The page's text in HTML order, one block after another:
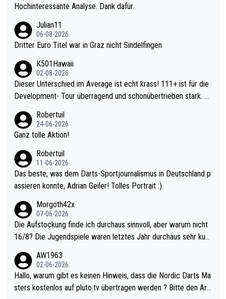
Hochinteressante Analyse. Dank dafür.
Julian11
06-08-2026
Dritter Euro Titel war in Graz nicht Sindelfingen
K501Hawaii
02-08-2026
Dieser Unterschied im Average ist echt krass! 111+ ist für die
Development- Tour überragend und schonübertrieben stark. U
mal 40+ erst recht. Da gewinnst keinen Blumentopf - ist ja noc
h krasser wie ein Pokalspiel eines Kreisligisten vs einem Bund
Robertuil
24-06-2026
Ganz tolle Aktion!
Robertuil
11-06-2026
Das beste, was dem Darts-Sportjournalismus in Deutschland p
assieren konnte, Adrian Geiler! Tolles Portrait :).
Morgoth42x
07-06-2026
Die Aufstockung finde ich durchaus sinnvoll, aber warum nicht
16/8? Die Jugendspiele waren letztes Jahr durchaus sehr kurz
Allerdings ist Mitchell Lawrie als Nummer 1 der Welt eh qualifi
ziert. Somit ändert die automatische Qualifikation des Weltmei
sters erstmal nichts. Ich denke sie wollen damit für nächstes J
AW1963
02-06-2026
Hallo, warum gibt es keinen Hinweis, dass die Nordic Darts Ma
sters kostenlos auf pluto.tv übertragen werden ? Bitte den Arti